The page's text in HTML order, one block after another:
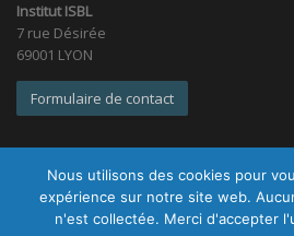
Institut ISBL
7 rue Désirée
69001 LYON
Formulaire de contact
© 2026 Institut ISBL |Tous droits
Nous utilisons des cookies pour
expérience sur notre site web.
n'est collectée. Merci d'accepter